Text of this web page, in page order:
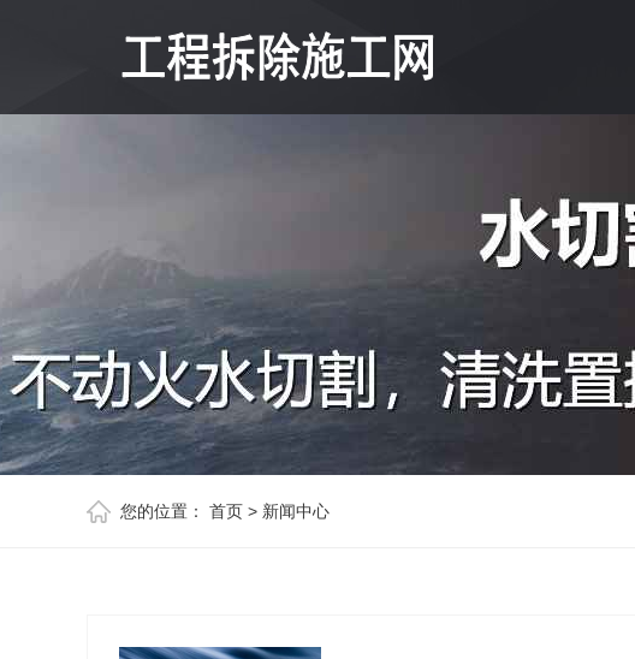
您的位置： 首页 > 新闻中心